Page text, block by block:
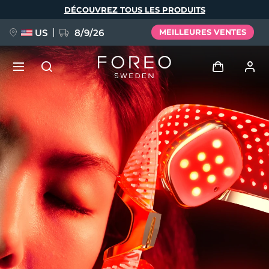
DÉCOUVREZ TOUS LES PRODUITS
US 8/9/26 MEILLEURES VENTES
Se connecter
Profil de l'utilisateur
Mes appareils
Mes commandes
Mes adresses
Mes abonnements
NOUVEAU
FAQ™ Pure Beauty-Tech Elixir
BREAKING NEWS
issa™ Teeth Whitening Set
Langue
English Deutsch
Español
Français
Italiano
Português
Polski
Svenska
Русский
Türkçe
简体中文 繁體中文